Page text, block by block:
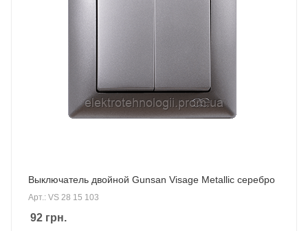
Выключатель двойной Gunsan Visage Metallic серебро
Арт.: VS 28 15 103
92 грн.